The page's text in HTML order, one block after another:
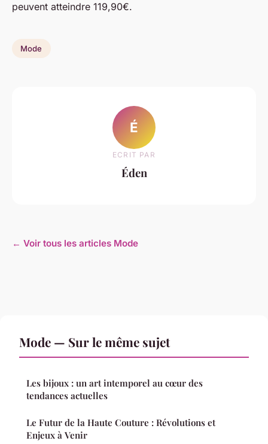
peuvent atteindre 119,90€.
Mode
É
ECRIT PAR
Éden
← Voir tous les articles Mode
Mode — Sur le même sujet
Les bijoux : un art intemporel au cœur des
tendances actuelles
Le Futur de la Haute Couture : Révolutions et
Enjeux à Venir